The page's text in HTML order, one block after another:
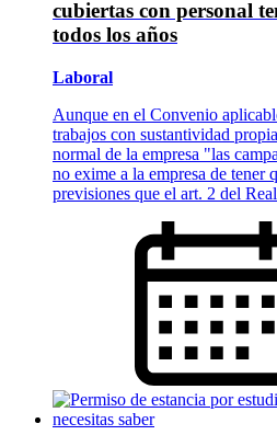
cubiertas con personal
todos los años
Laboral
Aunque en el Convenio
trabajos con sustantividad
normal de la empresa "las
no exime a la empresa de tener
previsiones que el art. 2 del